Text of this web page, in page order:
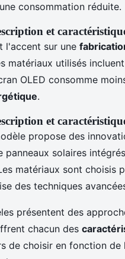
consommation réduite.
et
l'accent sur une
matériaux utilisés
OLED consomme
.
et
propose des
panneaux solaires
matériaux sont choisis
des techniques
présentent des
chacun des
de choisir en fonction